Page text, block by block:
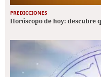
PREDICCIONES
Horóscopo de hoy: descubre